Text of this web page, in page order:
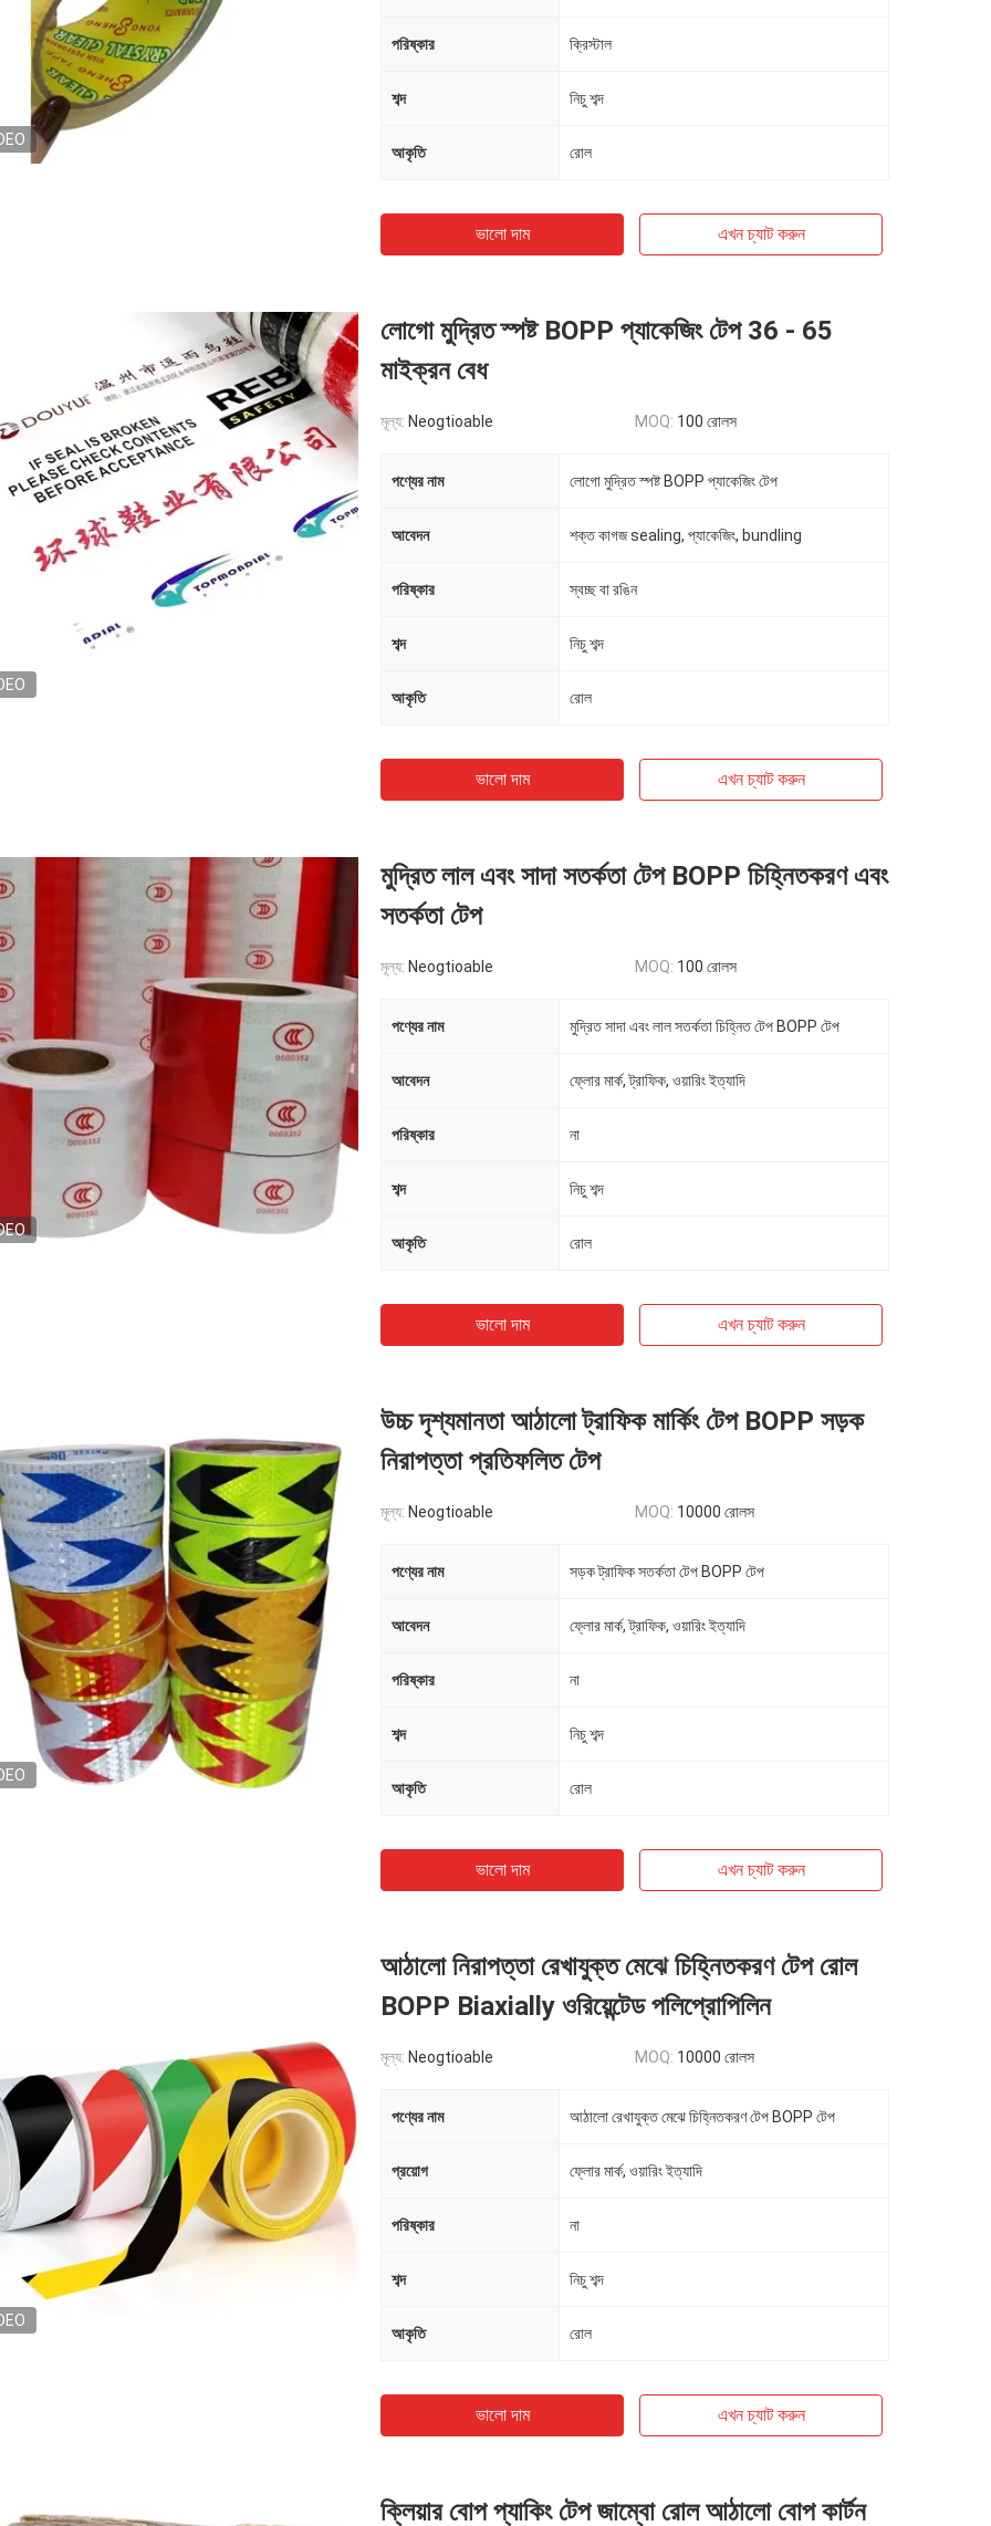
পরিষ্কার ক্রিস্টাল
শব্দ নিচু শব্দ
আকৃতি রোল
ভালো দাম এখন চ্যাট করুন
লোগো মুদ্রিত স্পষ্ট BOPP প্যাকেজিং টেপ 36 - 65
মাইক্রন বেধ
মূল্য: Neogtioable MOQ: 100 রোলস
পণ্যের নাম লোগো মুদ্রিত স্পষ্ট BOPP প্যাকেজিং টেপ
আবেদন শক্ত কাগজ sealing, প্যাকেজিং, bundling
পরিষ্কার স্বচ্ছ বা রঙিন
শব্দ নিচু শব্দ
আকৃতি রোল
ভালো দাম এখন চ্যাট করুন
মুদ্রিত লাল এবং সাদা সতর্কতা টেপ BOPP চিহ্নিতকরণ এবং
সতর্কতা টেপ
মূল্য: Neogtioable MOQ: 100 রোলস
পণ্যের নাম মুদ্রিত সাদা এবং লাল সতর্কতা চিহ্নিত টেপ BOPP টেপ
আবেদন ফ্লোর মার্ক, ট্রাফিক, ওয়ারিং ইত্যাদি
পরিষ্কার না
শব্দ নিচু শব্দ
আকৃতি রোল
ভালো দাম এখন চ্যাট করুন
উচ্চ দৃশ্যমানতা আঠালো ট্রাফিক মার্কিং টেপ BOPP সড়ক
নিরাপত্তা প্রতিফলিত টেপ
মূল্য: Neogtioable MOQ: 10000 রোলস
পণ্যের নাম সড়ক ট্রাফিক সতর্কতা টেপ BOPP টেপ
আবেদন ফ্লোর মার্ক, ট্রাফিক, ওয়ারিং ইত্যাদি
পরিষ্কার না
শব্দ নিচু শব্দ
আকৃতি রোল
ভালো দাম এখন চ্যাট করুন
আঠালো নিরাপত্তা রেখাযুক্ত মেঝে চিহ্নিতকরণ টেপ রোল
BOPP Biaxially ওরিয়েন্টেড পলিপ্রোপিলিন
মূল্য: Neogtioable MOQ: 10000 রোলস
পণ্যের নাম আঠালো রেখাযুক্ত মেঝে চিহ্নিতকরণ টেপ BOPP টেপ
প্রয়োগ ফ্লোর মার্ক, ওয়ারিং ইত্যাদি
পরিষ্কার না
শব্দ নিচু শব্দ
আকৃতি রোল
ভালো দাম এখন চ্যাট করুন
ক্লিয়ার বোপ প্যাকিং টেপ জাম্বো রোল আঠালো বোপ কার্টন